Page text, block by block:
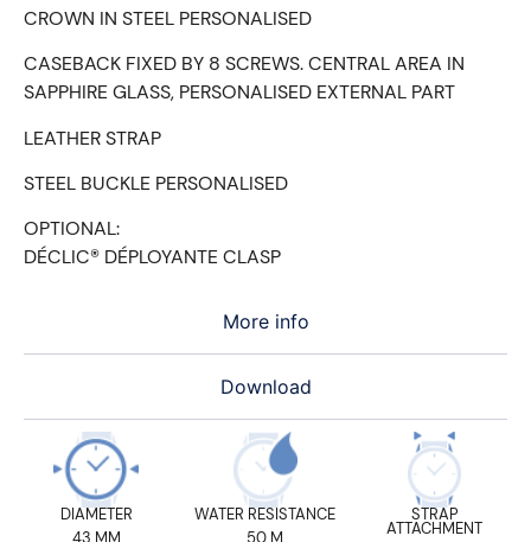
More info
Download
CROWN IN STEEL PERSONALISED
CASEBACK FIXED BY 8 SCREWS. CENTRAL AREA IN
SAPPHIRE GLASS, PERSONALISED EXTERNAL PART
LEATHER STRAP
STEEL BUCKLE PERSONALISED
OPTIONAL:
DÉCLIC® DÉPLOYANTE CLASP
DIAMETER
43 MM
WATER RESISTANCE
50 M
STRAP
ATTACHMENT